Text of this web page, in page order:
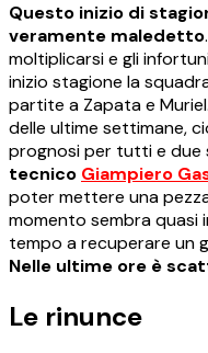
Questo inizio di
veramente maledetto
moltiplicarsi e gli
inizio stagione la
partite a Zapata e
delle ultime settimane,
prognosi per tutti e due
tecnico Giampiero
poter mettere una
momento sembra quasi
tempo a recuperare un
Nelle ultime ore è
Le rinunce